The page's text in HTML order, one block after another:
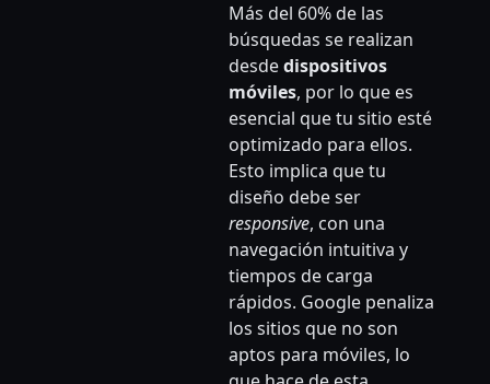
Más del 60% de las
búsquedas se realizan
desdedispositivos
móviles, por lo que es
esencial que tu sitio esté
optimizado para ellos.
Esto implica que tu
diseño debe ser
responsive, con una
navegación intuitiva y
tiempos de carga
rápidos. Google penaliza
los sitios que no son
aptos para móviles, lo